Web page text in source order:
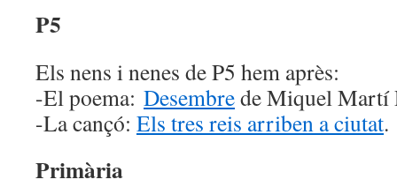
P5
Els nens i nenes de P5 hem après:
-El poema: Desembrede Miquel Martí
-La cançó: Els tres reis arriben a ciutat.
Primària